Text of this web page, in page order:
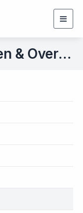
Kantoorbezoek Allen & Overy d.d. 17 juni 2022